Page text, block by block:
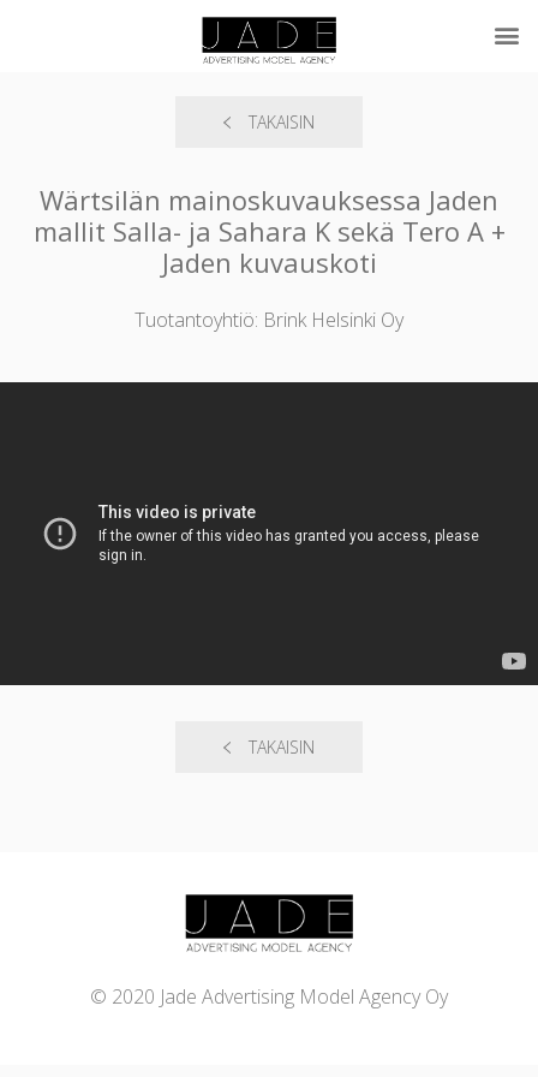
TAKAISIN
Wärtsilän mainoskuvauksessa Jaden
mallit Salla- ja Sahara K sekä Tero A +
Jaden kuvauskoti
Tuotantoyhtiö: Brink Helsinki Oy
TAKAISIN
© 2020 Jade Advertising Model Agency Oy